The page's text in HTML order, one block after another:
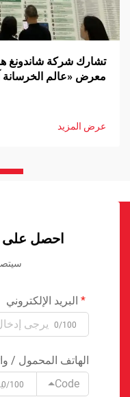
تشارك شركة شاندونغ
معرض «عالم الخرسانة آسيا ٢٠٢٥» في
عرض المزيد
احصل
البريد الإلكتروني
0/100
الهاتف المحمول /
Code
0/100